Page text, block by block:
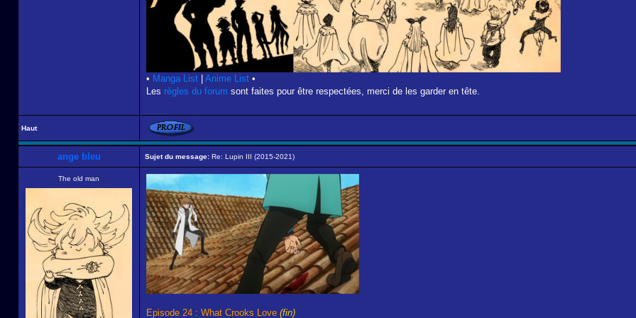
• Manga List Anime List •
Les règles du forum sont faites pour être respectées, merci de les garder en tête.
Haut
ange bleu Sujet du message: Re: Lupin III (2015-2021)
The old man
Episode 24 : What Crooks Love (fin)